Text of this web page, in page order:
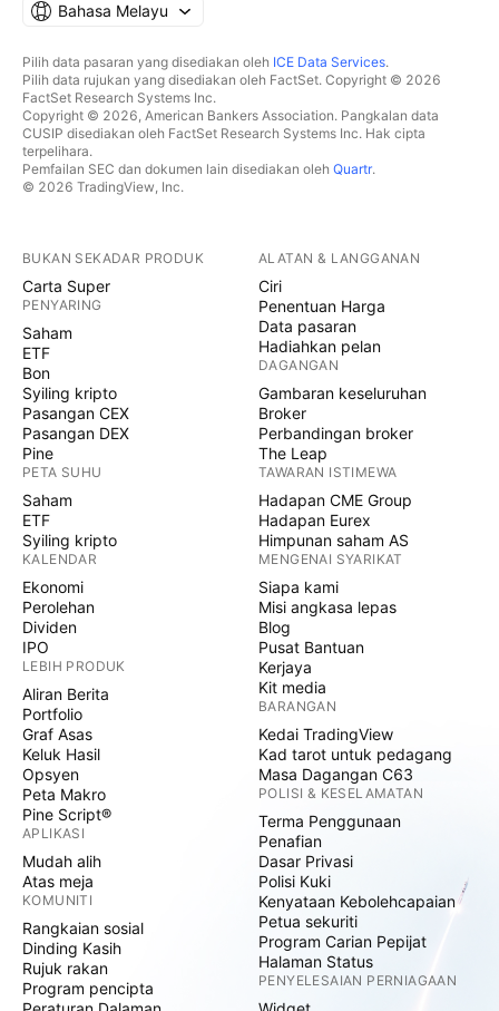
Bahasa Melayu
Pilih data pasaran yang disediakan oleh ICE Data Services.
Pilih data rujukan yang disediakan oleh FactSet. Copyright © 2026
FactSet Research Systems Inc.
Copyright © 2026, American Bankers Association. Pangkalan data
CUSIP disediakan oleh FactSet Research Systems Inc. Hak cipta
terpelihara.
Pemfailan SEC dan dokumen lain disediakan oleh Quartr.
© 2026 TradingView, Inc.
BUKAN SEKADAR PRODUK
Carta Super
PENYARING
Saham
ETF
Bon
Syiling kripto
Pasangan CEX
Pasangan DEX
Pine
PETA SUHU
Saham
ETF
Syiling kripto
KALENDAR
Ekonomi
Perolehan
Dividen
IPO
LEBIH PRODUK
Aliran Berita
Portfolio
Graf Asas
Keluk Hasil
Opsyen
Peta Makro
Pine Script®
APLIKASI
Mudah alih
Atas meja
KOMUNITI
Rangkaian sosial
Dinding Kasih
Rujuk rakan
Program pencipta
ALATAN & LANGGANAN
Ciri
Penentuan Harga
Data pasaran
Hadiahkan pelan
DAGANGAN
Gambaran keseluruhan
Broker
Perbandingan broker
The Leap
TAWARAN ISTIMEWA
Hadapan CME Group
Hadapan Eurex
Himpunan saham AS
MENGENAI SYARIKAT
Siapa kami
Misi angkasa lepas
Blog
Pusat Bantuan
Kerjaya
Kit media
BARANGAN
Kedai TradingView
Kad tarot untuk pedagang
Masa Dagangan C63
POLISI & KESELAMATAN
Terma Penggunaan
Penafian
Dasar Privasi
Polisi Kuki
Kenyataan Kebolehcapaian
Petua sekuriti
Program Carian Pepijat
Halaman Status
PENYELESAIAN PERNIAGAAN